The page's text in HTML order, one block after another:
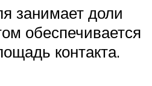
занимает доли
обеспечивается
контакта.